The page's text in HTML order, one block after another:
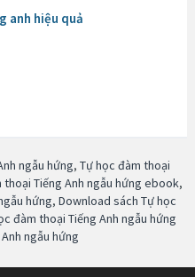
anh hiệu quả
ngẫu hứng, Tự học đàm thoại
thoại Tiếng Anh ngẫu hứng ebook,
hứng, Download sách Tự học
đàm thoại Tiếng Anh ngẫu hứng
ngẫu hứng